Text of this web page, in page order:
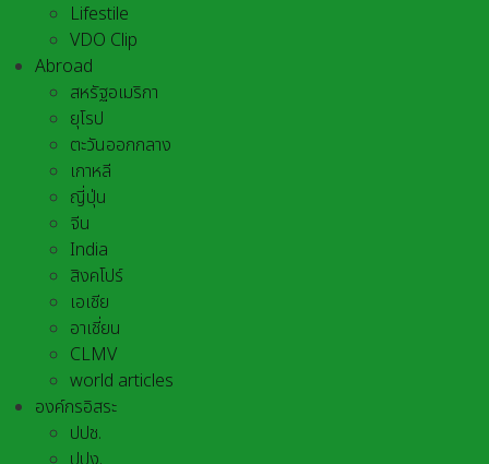
Lifestile
VDO Clip
Abroad
สหรัฐอเมริกา
ยุโรป
ตะวันออกกลาง
เกาหลี
ญี่ปุ่น
จีน
India
สิงคโปร์
เอเชีย
อาเชี่ยน
CLMV
world articles
องค์กรอิสระ
ปปช.